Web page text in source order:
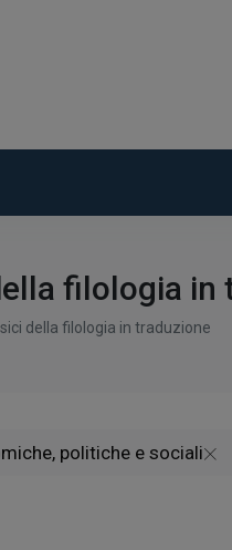
filologia in
della filologia in traduzione
politiche e sociali